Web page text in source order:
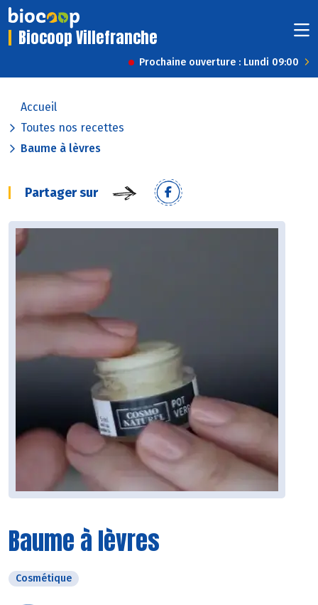
Biocoop Villefranche
Prochaine ouverture : Lundi 09:00
Accueil
Toutes nos recettes
Baume à lèvres
Partager sur
Baume à lèvres
Cosmétique